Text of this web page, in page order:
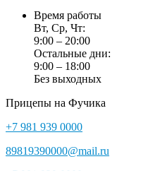
Время работы
Вт, Ср, Чт:
9:00 – 20:00
Остальные дни:
9:00 – 18:00
Без выходных
Прицепы на Фучика
+7 981 939 0000
89819390000@mail.ru